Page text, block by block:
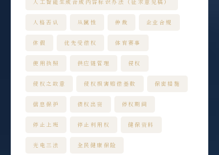
人工智能生成合成内容标识办法（征求意见稿）
人格否认 从属性 仲裁 企业合规
休假 优先受偿权 体育赛事
使用执照 供应链管理 侵权
侵权之故意 侵权损害赔偿基数 保密措施
信息保护 债权出资 停权期间
停止上班 停止利用权 健保资料
光电三法 全民健康保险